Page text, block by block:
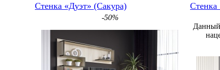
Стенка «Дуэт» (Сакура)
-50%
Данный